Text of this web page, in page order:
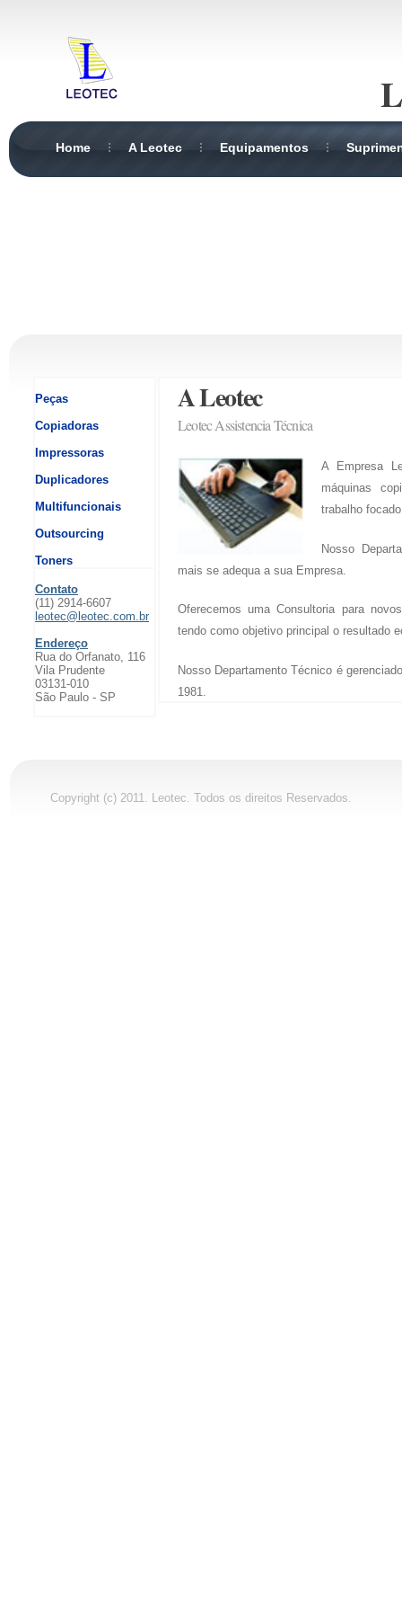
Home A Leotec Equipamentos
Peças
Copiadoras
Impressoras
Duplicadores
Multifuncionais
Outsourcing
Toners
Contato
(11) 2914-6607
leotec@leotec.com.br
Endereço
Rua do Orfanato, 116
Vila Prudente
03131-010
São Paulo - SP
A Leotec
Leotec Assistencia Técnica
A Empresa
máquinas
trabalho
Nosso
mais se adequa a sua Empresa.
Oferecemos uma Consultoria para
tendo como objetivo principal o resultado
Nosso Departamento Técnico é
1981.
Copyright (c) 2011. Leotec. Todos os direitos Reservados.